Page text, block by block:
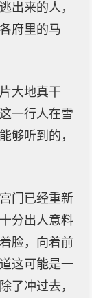
出来的人，
府里的马
大地真干
一行人在雪
够听到的，
门已经重新
分出人意料
脸，向着前
这可能是一
了冲过去，